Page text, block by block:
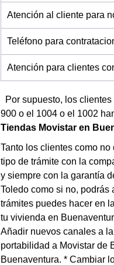
Atención al cliente para
Teléfono para
Atención para clientes
Por supuesto, los
900 o el 1004 o el 1002
Tiendas Movistar en
Tanto los clientes como
tipo de trámite con la
y siempre con la garantía
Toledo como si no,
trámites puedes hacer en
tu vivienda en
Añadir nuevos canales a
portabilidad a Movistar de
Buenaventura. * Cambiar